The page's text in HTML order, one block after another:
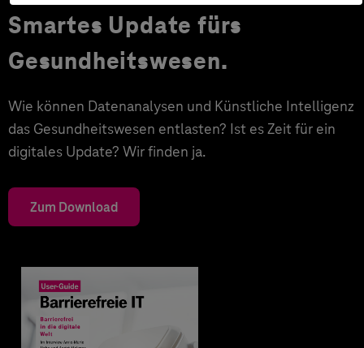
Smartes Update fürs
Gesundheitswesen.
Wie können Datenanalysen und Künstliche Intelligenz
das Gesundheitswesen entlasten? Ist es Zeit für ein
digitales Update? Wir finden ja.
Zum Download